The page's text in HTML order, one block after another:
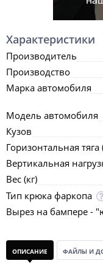
Характеристики
Производитель
Производство
Марка автомобиля
Модель автомобиля
Кузов
Горизонтальная тяга
Вертикальная
Вес (кг)
Тип крюка фаркопа
Вырез на бампере -
ОПИСАНИЕ ФАЙЛЫ И